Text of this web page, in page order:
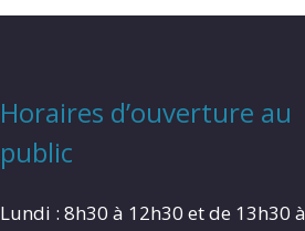
Horaires d’ouverture au
public
Lundi : 8h30 à 12h30 et de 13h30 à